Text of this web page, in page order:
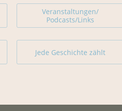
Veranstaltungen/
Podcasts/Links
Jede Geschichte zählt